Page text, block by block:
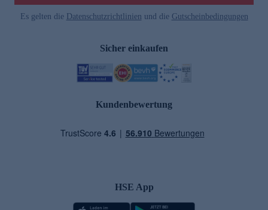
Es gelten die Datenschutzrichtlinien und die Gutscheinbedingungen
Sicher einkaufen
Kundenbewertung
HSE App